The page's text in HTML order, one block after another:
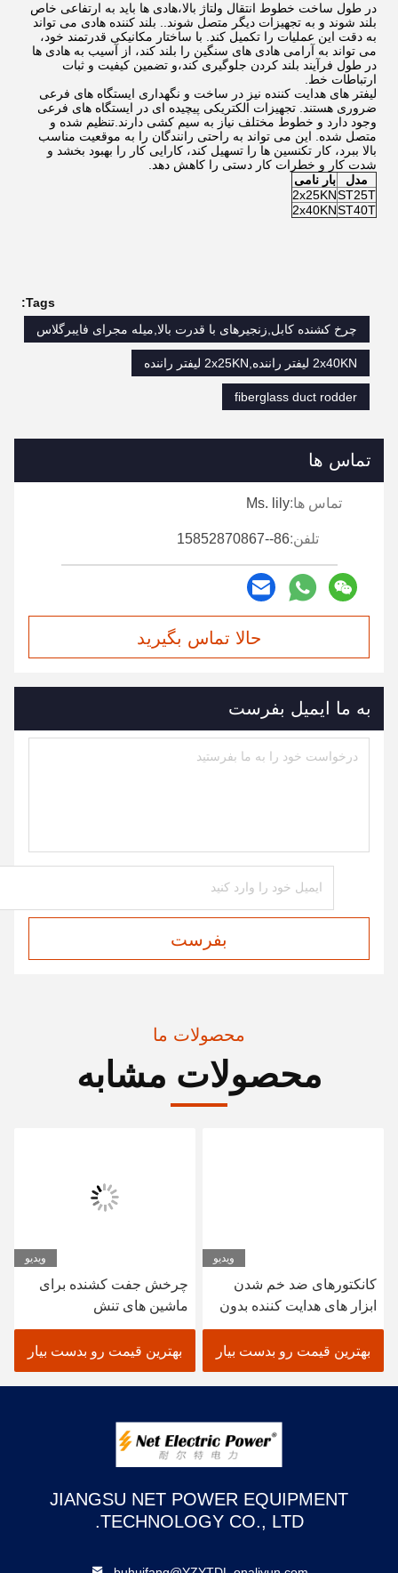
در طول ساخت خطوط انتقال ولتاژ بالا،هادی ها باید به ارتفاعی خاص
بلند شوند و به تجهیزات دیگر متصل شوند.. بلند کننده هادی می تواند
به دقت این عملیات را تکمیل کند. با ساختار مکانیکی قدرتمند خود،
می تواند به آرامی هادی های سنگین را بلند کند، از آسیب به هادی ها
در طول فرآیند بلند کردن جلوگیری کند،و تضمین کیفیت و ثبات
ارتباطات خط.
لیفتر های هدایت کننده نیز در ساخت و نگهداری ایستگاه های فرعی
ضروری هستند. تجهیزات الکتریکی پیچیده ای در ایستگاه های فرعی
وجود دارد و خطوط مختلف نیاز به سیم کشی دارند.تنظیم شده و
متصل شده. این می تواند به راحتی رانندگان را به موقعیت مناسب
بالا ببرد، کار تکنسین ها را تسهیل کند، کارایی کار را بهبود بخشد و
شدت کار و خطرات کار دستی را کاهش دهد.
مدل
بار نامی
ST25T
2x25KN
ST40T
2x40KN
Tags:
چرخ کشنده کابل,زنجیرهای با قدرت بالا,میله مجرای فایبرگلاس
2x40KN لیفتر راننده,2x25KN لیفتر راننده
fiberglass duct rodder
تماس ها
تماس ها:Ms. lily
تلفن:86--15852870867
حالا تماس بگیرید
به ما ایمیل بفرست
بفرست
محصولات ما
محصولات مشابه
ویدیو
کانکتورهای ضد خم شدن
ابزار های هدایت کننده بدون
سیم پیچ
بهترین قیمت رو بدست بیار
ویدیو
چرخش جفت کشنده برای
ماشین های تنش
بهترین قیمت رو بدست بیار
JIANGSU NET POWER EQUIPMENT
TECHNOLOGY CO., LTD.